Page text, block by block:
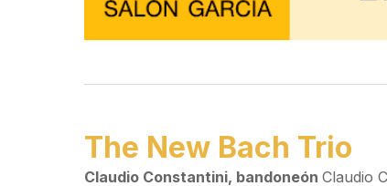
The New Bach Trio
Claudio Constantini, bandoneón Claudio